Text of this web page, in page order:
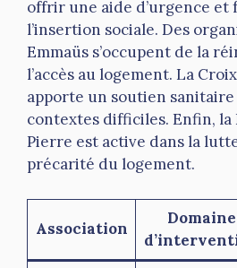
offrir une aide d’urgence et
l’insertion sociale. Des
Emmaüs s’occupent de la
l’accès au logement. La
apporte un soutien
contextes difficiles. Enfin, la
Pierre est active dans la
précarité du logement.
Association
Domaine